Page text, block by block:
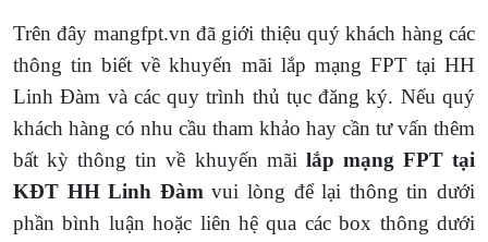
Trên đây mangfpt.vn đã giới thiệu quý khách hàng các
thông tin biết về khuyến mãi lắp mạng FPT tại HH
Linh Đàm và các quy trình thủ tục đăng ký. Nếu quý
khách hàng có nhu cầu tham khảo hay cần tư vấn thêm
bất kỳ thông tin về khuyến mãi lắp mạng FPT tại
KĐT HH Linh Đàmvui lòng để lại thông tin dưới
phần bình luận hoặc liên hệ qua các box thông dưới